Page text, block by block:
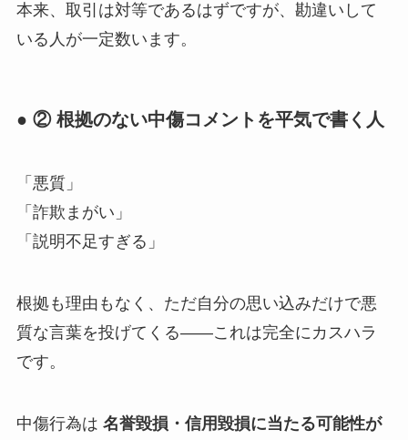
本来、取引は対等であるはずですが、勘違いして
いる人が一定数います。
● ② 根拠のない中傷コメントを平気で書く人
「悪質」
「詐欺まがい」
「説明不足すぎる」
根拠も理由もなく、ただ自分の思い込みだけで悪
質な言葉を投げてくる——これは完全にカスハラ
です。
中傷行為は 名誉毀損・信用毀損に当たる可能性が